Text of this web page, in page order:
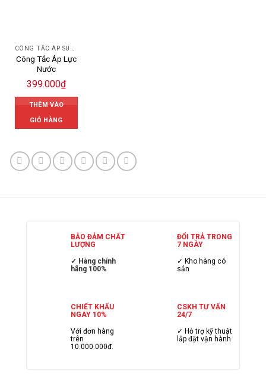
CÔNG TẮC ÁP SUẤT
Công Tắc Áp Lực
Nước
399.000₫
THÊM VÀO
GIỎ HÀNG
BẢO ĐẢM CHẤT
LƯỢNG
✓ Hàng chính
hãng 100%
ĐỔI TRẢ TRONG
7 NGÀY
✓ Kho hàng có
sẳn
CHIẾT KHẤU
NGAY 10%
Với đơn hàng
trên
10.000.000đ.
CSKH TƯ VẤN
24/7
✓ Hỗ trợ kỹ thuật
lắp đặt vận hành